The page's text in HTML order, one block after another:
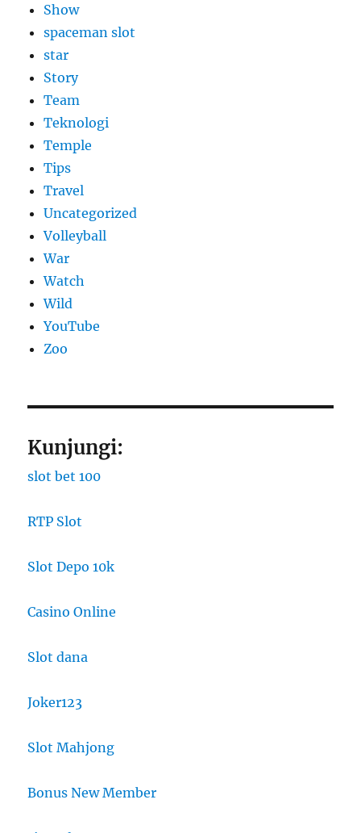
Show
spaceman slot
star
Story
Team
Teknologi
Temple
Tips
Travel
Uncategorized
Volleyball
War
Watch
Wild
YouTube
Zoo
Kunjungi:
slot bet 100
RTP Slot
Slot Depo 10k
Casino Online
Slot dana
Joker123
Slot Mahjong
Bonus New Member